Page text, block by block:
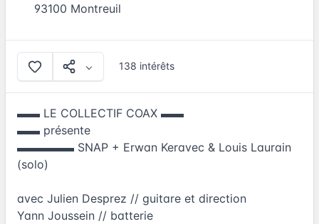
93100 Montreuil
138 intérêts
▬▬ LE COLLECTIF COAX ▬▬
▬▬ présente
▬▬▬▬▬ SNAP + Erwan Keravec & Louis Laurain
(solo)
avec Julien Desprez // guitare et direction
Yann Joussein // batterie